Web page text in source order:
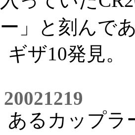
ー」と刻んで
ギザ10発見。
20021219
あるカップラ